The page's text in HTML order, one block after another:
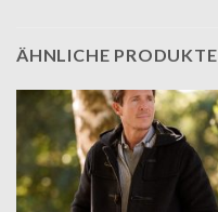
ÄHNLICHE PRODUKTE